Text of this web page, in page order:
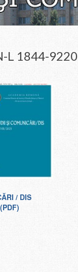
L 1844-9220
/ DIS